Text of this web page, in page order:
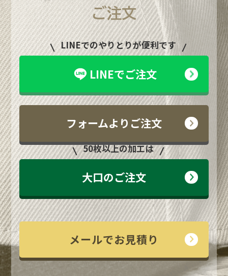
ご注文
LINEでのやりとりが便利です
LINEでご注文
フォームよりご注文
50枚以上の加工は
大口のご注文
メールでお見積り